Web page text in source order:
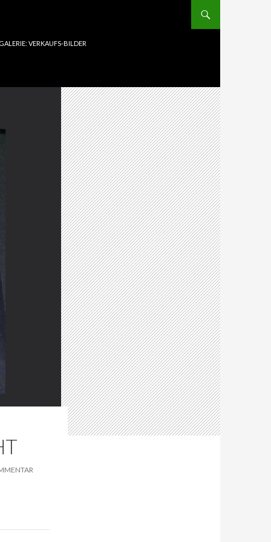
VERKAUFS-BILDER